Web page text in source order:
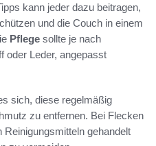
kann jeder dazu beitragen,
und die Couch in einem
Pflege sollte je nach
oder Leder, angepasst
sich, diese regelmäßig
zu entfernen. Bei Flecken
gehandelt